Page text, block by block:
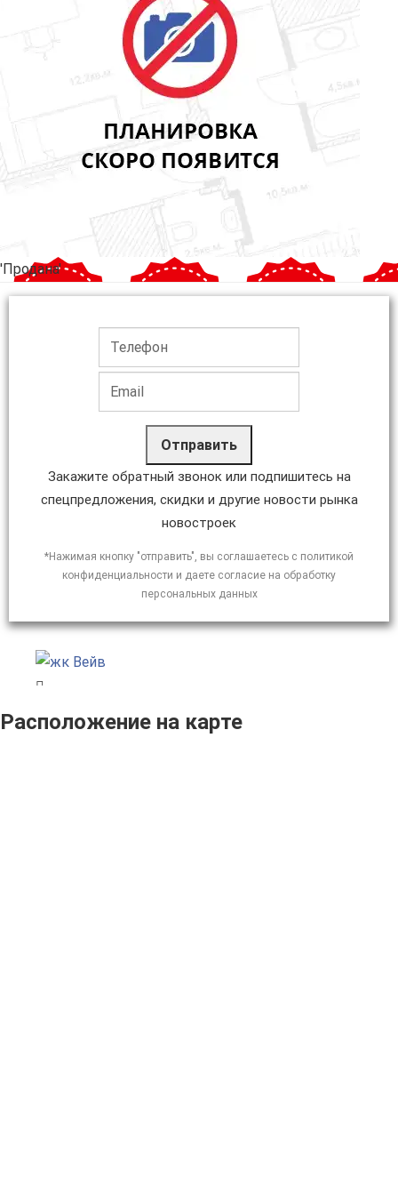
'Продана'
Отправить
Закажите обратный звонок или подпишитесь на
спецпредложения, скидки и другие новости рынка
новостроек
*Нажимая кнопку "отправить", вы соглашаетесь с политикой
конфиденциальности и даете согласие на обработку
персональных данных
Расположение на карте